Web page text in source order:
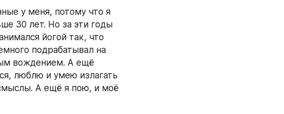
у меня, потому что я
30 лет. Но за эти годы
йогой так, что
подрабатывал на
вождением. А ещё
люблю и умею излагать
А ещё я пою, и моё